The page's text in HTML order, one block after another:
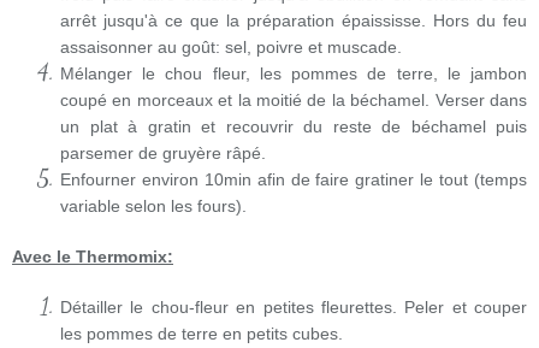
arrêt jusqu'à ce que la préparation épaississe. Hors du feu
assaisonner au goût: sel, poivre et muscade.
Mélanger le chou fleur, les pommes de terre, le jambon
coupé en morceaux et la moitié de la béchamel. Verser dans
un plat à gratin et recouvrir du reste de béchamel puis
parsemer de gruyère râpé.
Enfourner environ 10min afin de faire gratiner le tout (temps
variable selon les fours).
Avec le Thermomix:
Détailler le chou-fleur en petites fleurettes. Peler et couper
les pommes de terre en petits cubes.